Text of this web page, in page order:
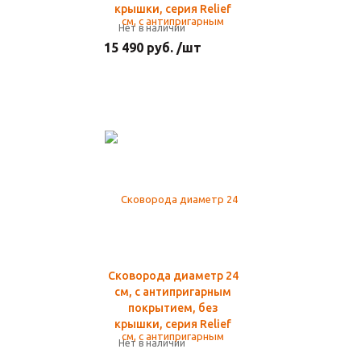
крышки, серия Relief
Нет в наличии
15 490 руб. /шт
Сковорода диаметр 24
см, с антипригарным
покрытием, без
крышки, серия Relief
Нет в наличии